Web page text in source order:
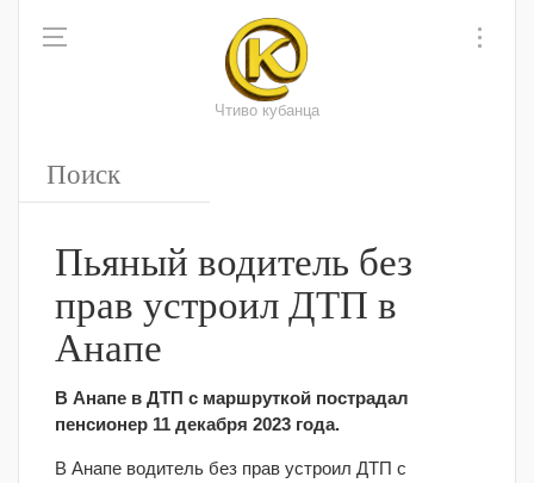
Чтиво кубанца
Пьяный водитель без
прав устроил ДТП в
Анапе
В Анапе в ДТП с маршруткой пострадал
пенсионер 11 декабря 2023 года.
В Анапе водитель без прав устроил ДТП с